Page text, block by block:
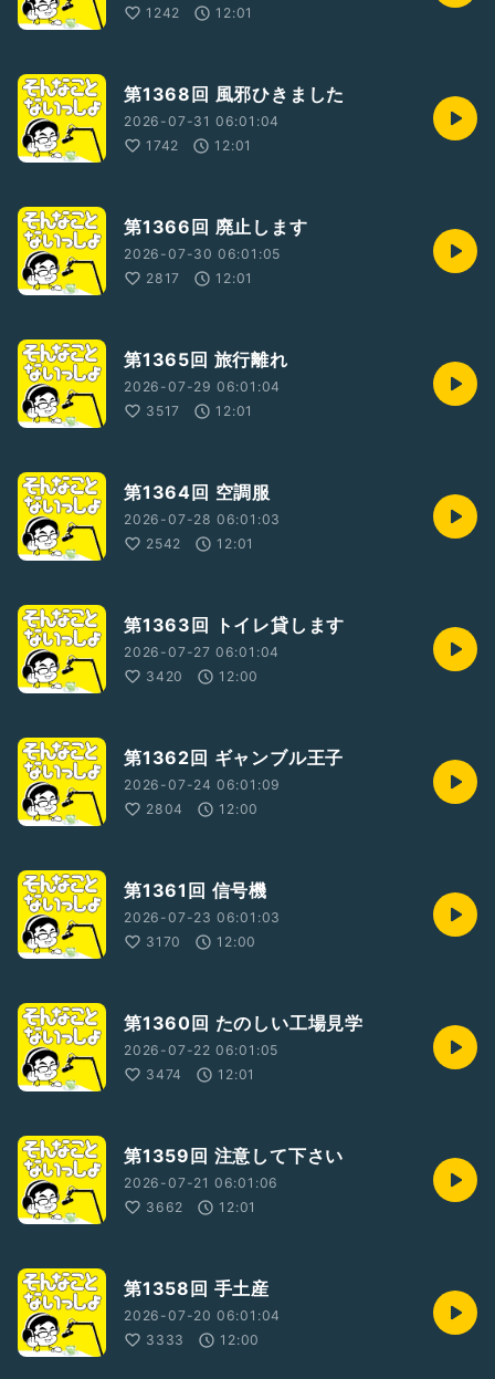
1242
12:01
第1368回 風邪ひきました
2026-07-31 06:01:04
1742
12:01
第1366回 廃止します
2026-07-30 06:01:05
2817
12:01
第1365回 旅行離れ
2026-07-29 06:01:04
3517
12:01
第1364回 空調服
2026-07-28 06:01:03
2542
12:01
第1363回 トイレ貸します
2026-07-27 06:01:04
3420
12:00
第1362回 ギャンブル王子
2026-07-24 06:01:09
2804
12:00
第1361回 信号機
2026-07-23 06:01:03
3170
12:00
第1360回 たのしい工場見学
2026-07-22 06:01:05
3474
12:01
第1359回 注意して下さい
2026-07-21 06:01:06
3662
12:01
第1358回 手土産
2026-07-20 06:01:04
3333
12:00